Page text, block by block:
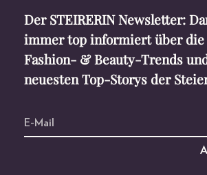
Der STEIRERIN Newsletter:
immer top informiert über die
Fashion- & Beauty-Trends
neuesten Top-Storys der